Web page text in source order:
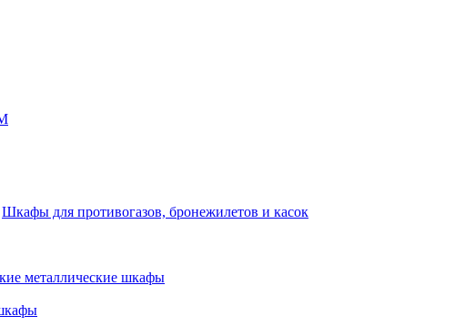
Шкафы для противогазов, бронежилетов и касок
металлические шкафы